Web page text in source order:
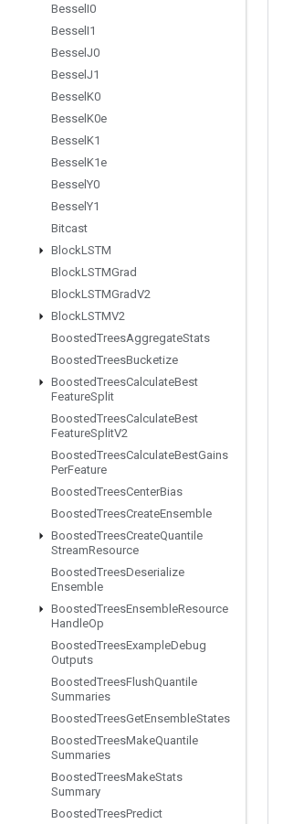
Bessel I0
Bessel I1
Bessel J0
Bessel J1
Bessel K0
Bessel K0e
Bessel K1
Bessel K1e
Bessel Y0
Bessel Y1
Bitcast
BlockLSTM
BlockLSTMGrad
BlockLSTMGradV2
BlockLSTMV2
BoostedTreesAggregateStats
BoostedTreesBucketize
BoostedTreesCalculateBest
FeatureSplit
BoostedTreesCalculateBest
FeatureSplitV2
BoostedTreesCalculateBestGains
PerFeature
BoostedTreesCenterBias
BoostedTreesCreateEnsemble
BoostedTreesCreateQuantile
StreamResource
BoostedTreesDeserialize
Ensemble
BoostedTreesEnsembleResource
HandleOp
BoostedTreesExampleDebug
Outputs
BoostedTreesFlushQuantile
Summaries
BoostedTreesGetEnsembleStates
BoostedTreesMakeQuantile
Summaries
BoostedTreesMakeStats
Summary
BoostedTreesPredict